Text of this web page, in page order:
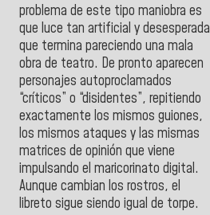
problema de este tipo maniobra es
que luce tan artificial y desesperada
que termina pareciendo una mala
obra de teatro. De pronto aparecen
personajes autoproclamados
“críticos” o “disidentes”, repitiendo
exactamente los mismos guiones,
los mismos ataques y las mismas
matrices de opinión que viene
impulsando el maricorinato digital.
Aunque cambian los rostros, el
libreto sigue siendo igual de torpe.